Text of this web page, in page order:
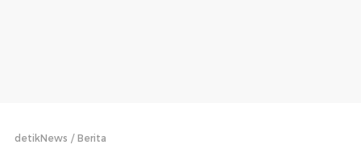
detikNews Berita